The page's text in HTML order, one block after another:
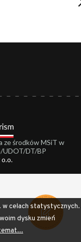
ze środków MSiT w
UDOT/DT/BP
w celach statystycznych.
dysku zmień